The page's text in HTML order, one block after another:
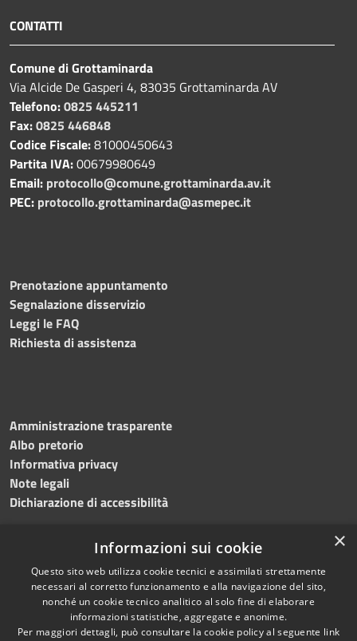
CONTATTI
Comune di Grottaminarda
Via Alcide De Gasperi 4, 83035 Grottaminarda AV
Telefono:0825 445211
Fax:0825 446848
Codice Fiscale:81000450643
Partita IVA:00679980649
Email: protocollo@comune.grottaminarda.av.it
PEC: protocollo.grottaminarda@asmepec.it
Prenotazione appuntamento
Segnalazione disservizio
Leggi le FAQ
Richiesta di assistenza
Amministrazione trasparente
Albo pretorio
Informativa privacy
Note legali
Dichiarazione di accessibilità
RSS
Accessibilità
Cookie
Copyright © 2024 •
Comune diGrottaminarda
• Powered byMunicipium
•Redazione
×
Informazioni sui cookie
Questo sito web utilizza cookie tecnici e assimilati strettamente
necessari al corretto funzionamento e alla navigazione del sito,
nonché un cookie tecnico analitico al solo fine di elaborare
informazioni statistiche, aggregate e anonime.
Per maggiori dettagli, può consultare la cookie policy al seguente link